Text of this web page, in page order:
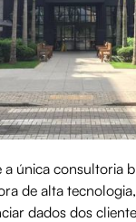
a única consultoria
de alta
dados dos